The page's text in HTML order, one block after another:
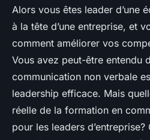
Quelle est
formation en
non verbale
d'entreprise?
Noémie•2 mai 2024•6 min de
Alors vous êtes leader d’une
à la tête d’une entreprise, et
comment améliorer vos
Vous avez peut-être entendu
communication non verbale
leadership efficace. Mais
réelle de la formation en
pour les leaders d’entreprise?